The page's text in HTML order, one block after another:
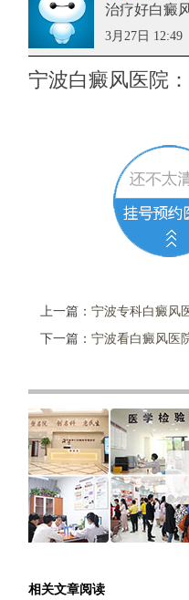
治疗好白癜
3月27日 12:49
宁波白癜风医院：
上一篇： 宁波专科白癜风
下一篇： 宁波看白癜风医
相关文章阅读